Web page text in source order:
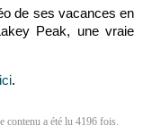
de ses vacances en
Peak, une vraie
ici.
contenu a été lu 4196 fois.